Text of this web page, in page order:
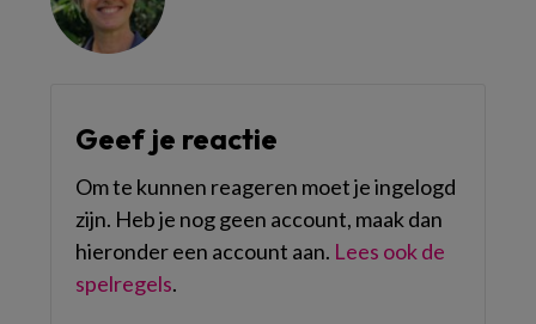
Geef je reactie
Om te kunnen reageren moet je ingelogd
zijn. Heb je nog geen account, maak dan
hieronder een account aan. Lees ook de
spelregels.